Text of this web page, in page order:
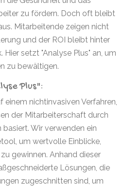
zu fördern. Doch oft bleibt
Mitarbeitende zeigen nicht
und der ROI bleibt hinter
Hier setzt "Analyse Plus" an, um
zu bewältigen.
Plus":
einem nichtinvasiven Verfahren,
der Mitarbeiterschaft durch
Wir verwenden ein
um wertvolle Einblicke,
gewinnen. Anhand dieser
Lösungen, die
zugeschnitten sind, um